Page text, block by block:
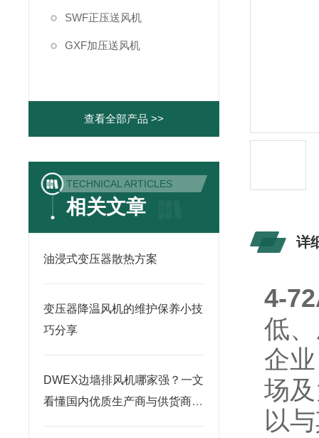
SWF正压送风机
GXF加压送风机
查看全部产品 >>
TECHNICAL ARTICLES
相关文章
油浸式变压器散热方案
变压器降温风机的维护保养小技
巧分享
DWEX边墙排风机哪家强？一文
看懂国内优质生产商与供货商推
详
4-
低
企
场
以